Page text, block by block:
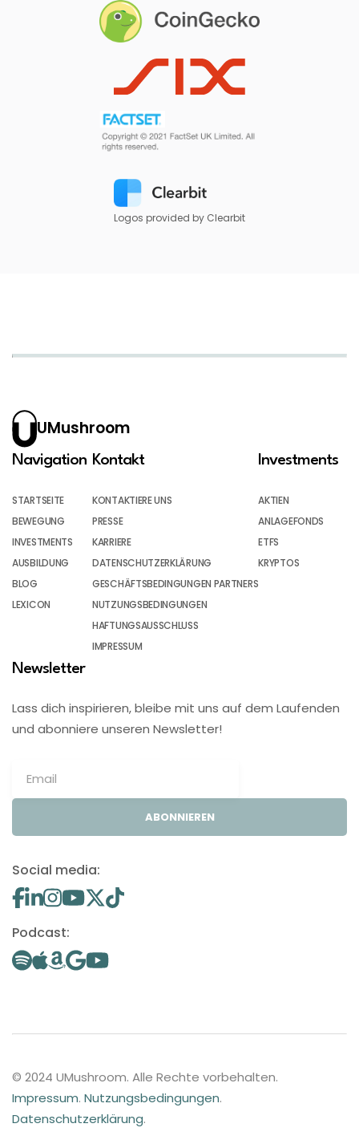
Logos provided by Clearbit
UMushroom
Navigation
STARTSEITE
BEWEGUNG
INVESTMENTS
AUSBILDUNG
BLOG
LEXICON
Kontakt
KONTAKTIERE UNS
PRESSE
KARRIERE
DATENSCHUTZERKLÄRUNG
GESCHÄFTSBEDINGUNGEN PARTNERS
NUTZUNGSBEDINGUNGEN
HAFTUNGSAUSSCHLUSS
IMPRESSUM
Investments
AKTIEN
ANLAGEFONDS
ETFS
KRYPTOS
Newsletter
Lass dich inspirieren, bleibe mit uns auf dem Laufenden
und abonniere unseren Newsletter!
ABONNIEREN
Social media:
Podcast:
© 2024 UMushroom. Alle Rechte vorbehalten.
Impressum. Nutzungsbedingungen.
Datenschutzerklärung.